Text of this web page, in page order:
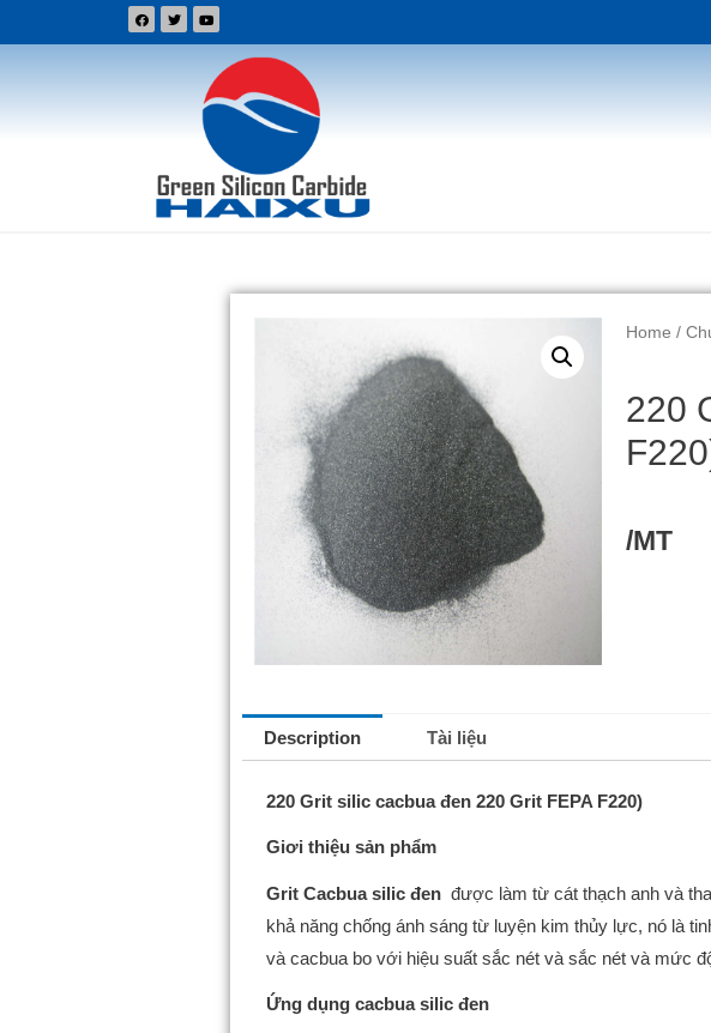
Home /
220
/MT
Description Tài liệu
220 Grit silic cacbua đen 220 Grit FEPA F220)
Giơi thiệu sản phẩm
Grit Cacbua silic đen được làm từ cát thạch anh và
khả năng chống ánh sáng từ luyện kim thủy lực, nó là
và cacbua bo với hiệu suất sắc nét và sắc nét và mức
Ứng dụng cacbua silic đen